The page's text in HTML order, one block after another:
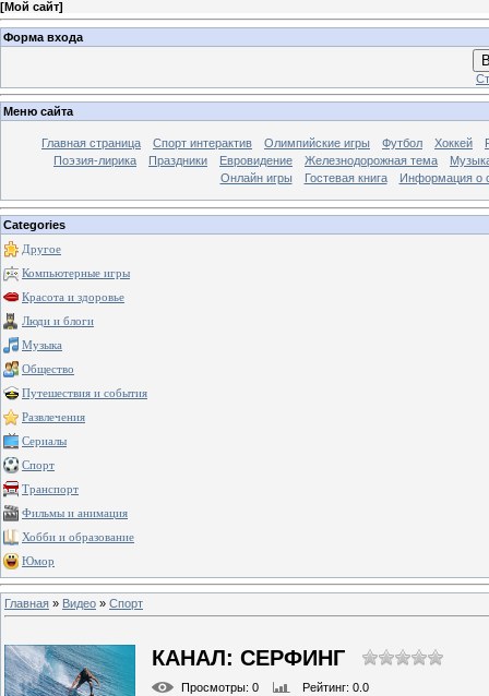
[Мой сайт]
Форма входа
Меню сайта
Главная страница Спорт интерактив Олимпийские игры Футбол Хоккей
Поэзия-лирика
Праздники Евровидение Железнодорожная тема
Онлайн игры
Гостевая книга Информация о
Categories
Другое
Компьютерные игры
Красота и здоровье
Люди и блоги
Музыка
Общество
Путешествия и события
Развлечения
Сериалы
Спорт
Транспорт
Фильмы и анимация
Хобби и образование
Юмор
Главная » Видео » Спорт
КАНАЛ: СЕРФИНГ
Просмотры: 0 Рейтинг: 0.0